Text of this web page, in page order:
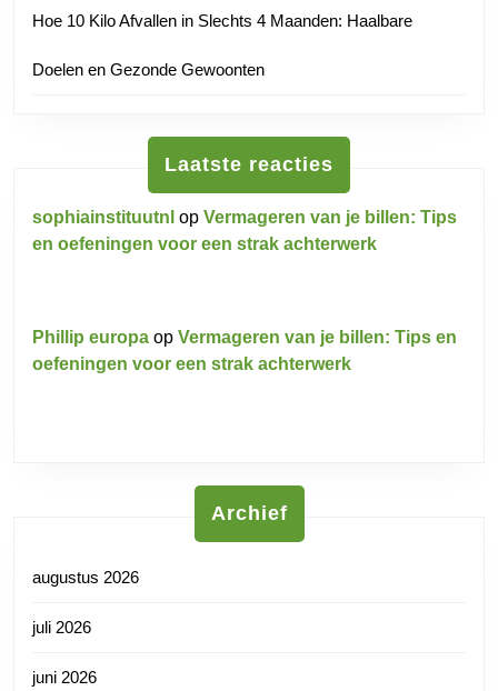
Hoe 10 Kilo Afvallen in Slechts 4 Maanden: Haalbare
Doelen en Gezonde Gewoonten
Laatste reacties
sophiainstituutnl op Vermageren van je billen: Tips
en oefeningen voor een strak achterwerk
Phillip europa op Vermageren van je billen: Tips en
oefeningen voor een strak achterwerk
Archief
augustus 2026
juli 2026
juni 2026